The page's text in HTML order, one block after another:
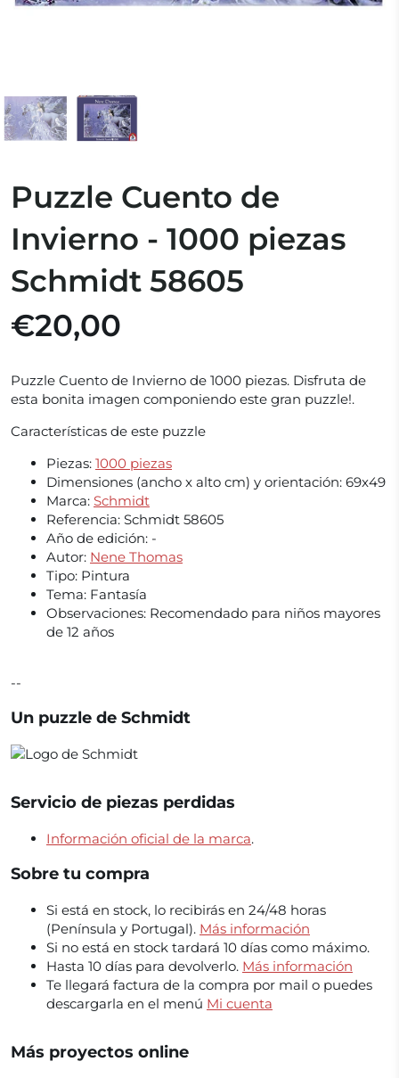
Puzzle Cuento de
Invierno - 1000 piezas
Schmidt 58605
€20,00
Puzzle Cuento de Invierno de 1000 piezas. Disfruta de
esta bonita imagen componiendo este gran puzzle!.
Características de este puzzle
Piezas: 1000 piezas
Dimensiones (ancho x alto cm) y orientación: 69x49
Marca: Schmidt
Referencia: Schmidt 58605
Año de edición: -
Autor: Nene Thomas
Tipo: Pintura
Tema: Fantasía
Observaciones: Recomendado para niños mayores
de 12 años
--
Un puzzle de Schmidt
Servicio de piezas perdidas
Información oficial de la marca.
Sobre tu compra
Si está en stock, lo recibirás en 24/48 horas
(Península y Portugal). Más información
Si no está en stock tardará 10 días como máximo.
Hasta 10 días para devolverlo. Más información
Te llegará factura de la compra por mail o puedes
descargarla en el menú Mi cuenta
Más proyectos online